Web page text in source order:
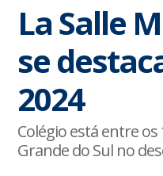
La Salle
se
2024
Colégio está entre
Grande do Sul no